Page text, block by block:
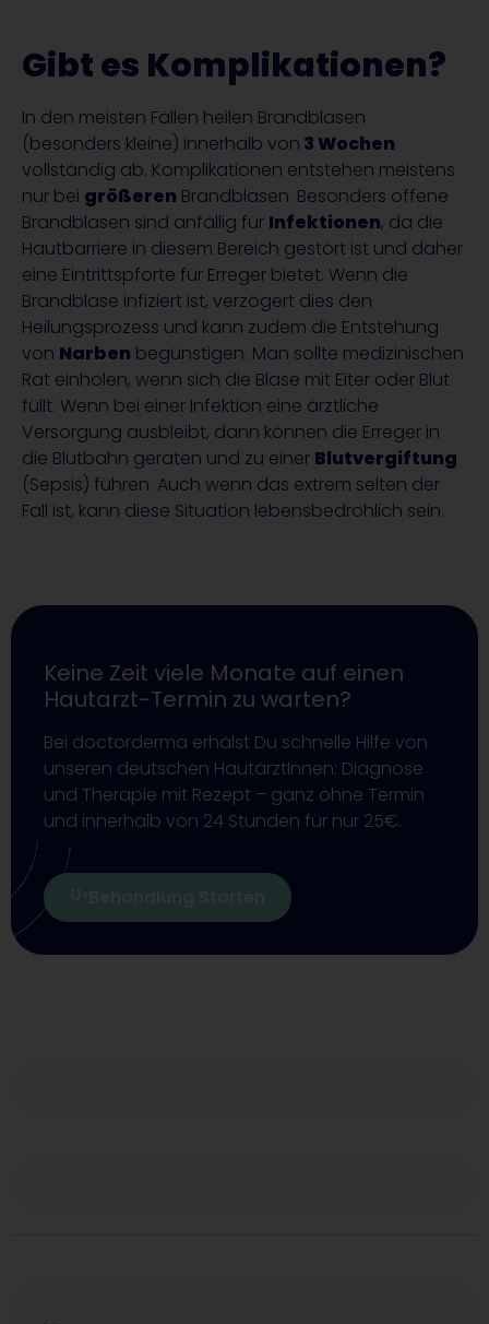
Gibt es Komplikationen?
In den meisten Fällen heilen Brandblasen
(besonders kleine) innerhalb von 3 Wochen
vollständig ab. Komplikationen entstehen meistens
nur bei größeren Brandblasen. Besonders offene
Brandblasen sind anfällig für Infektionen, da die
Hautbarriere in diesem Bereich gestört ist und daher
eine Eintrittspforte für Erreger bietet. Wenn die
Brandblase infiziert ist, verzögert dies den
Heilungsprozess und kann zudem die Entstehung
von Narben begünstigen. Man sollte medizinischen
Rat einholen, wenn sich die Blase mit Eiter oder Blut
füllt. Wenn bei einer Infektion eine ärztliche
Versorgung ausbleibt, dann können die Erreger in
die Blutbahn geraten und zu einer Blutvergiftung
(Sepsis) führen. Auch wenn das extrem selten der
Fall ist, kann diese Situation lebensbedrohlich sein.
Keine Zeit viele Monate auf einen
Hautarzt-Termin zu warten?
Bei doctorderma erhälst Du schnelle Hilfe von
unseren deutschen HautärztInnen: Diagnose
und Therapie mit Rezept – ganz ohne Termin
und innerhalb von 24 Stunden für nur 25€.
Behandlung Starten